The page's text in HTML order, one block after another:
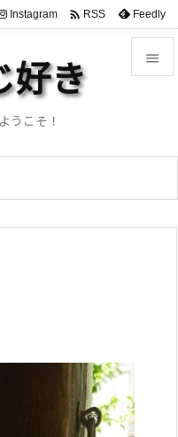

サイド
Instagram  RSS Feedly
好き
うこそ！